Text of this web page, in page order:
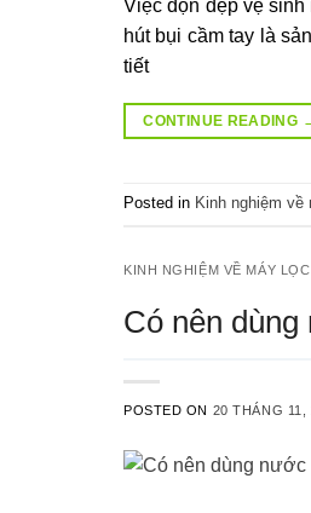
Việc dọn dẹp vệ
hút bụi cầm tay là
tiết
CONTINUE READING
Posted in Kinh nghiệm
KINH NGHIỆM VỀ MÁY
Có nên
POSTED ON 20 THÁNG 11,